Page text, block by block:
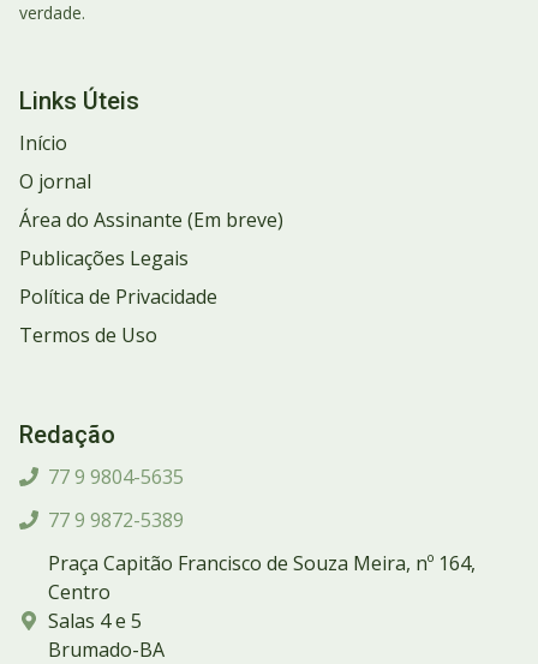
verdade.
Links Úteis
Início
O jornal
Área do Assinante (Em breve)
Publicações Legais
Política de Privacidade
Termos de Uso
Redação
77 9 9804-5635
77 9 9872-5389
Praça Capitão Francisco de Souza Meira, nº 164,
Centro
Salas 4 e 5
Brumado-BA